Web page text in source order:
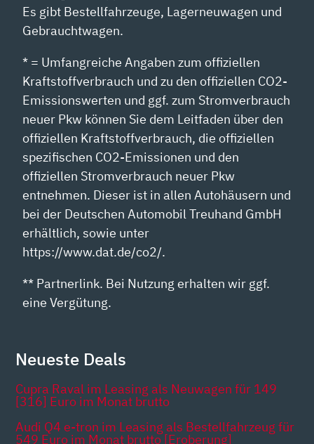
Es gibt Bestellfahrzeuge, Lagerneuwagen und
Gebrauchtwagen.
* = Umfangreiche Angaben zum offiziellen
Kraftstoffverbrauch und zu den offiziellen CO2-
Emissionswerten und ggf. zum Stromverbrauch
neuer Pkw können Sie dem Leitfaden über den
offiziellen Kraftstoffverbrauch, die offiziellen
spezifischen CO2-Emissionen und den
offiziellen Stromverbrauch neuer Pkw
entnehmen. Dieser ist in allen Autohäusern und
bei der Deutschen Automobil Treuhand GmbH
erhältlich, sowie unter
https://www.dat.de/co2/.
** Partnerlink. Bei Nutzung erhalten wir ggf.
eine Vergütung.
Neueste Deals
Cupra Raval im Leasing als Neuwagen für 149
[316] Euro im Monat brutto
Audi Q4 e-tron im Leasing als Bestellfahrzeug für
549 Euro im Monat brutto [Eroberung]